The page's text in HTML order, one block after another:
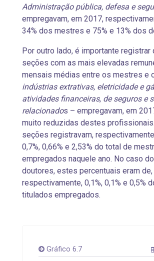
Administração pública, defesa e
empregavam, em 2017,
34% dos mestres e 75% e 13% dos
Por outro lado, é importante registrar
seções com as mais elevadas
mensais médias entre os mestres e
indústrias extrativas, eletricidade e
atividades financeiras, de seguros e
relacionados – empregavam, em
muito reduzidas destes
seções registravam,
0,7%, 0,66% e 2,53% do total de
empregados naquele ano. No caso
doutores, estes percentuais eram de,
respectivamente, 0,1%, 0,1% e 0,5%
titulados empregados.
Gráfico 6.7